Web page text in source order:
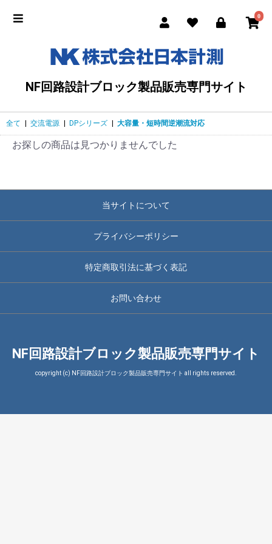
0
NF回路設計ブロック製品販売専門サイト
全て 交流電源 DPシリーズ 大容量・短時間逆潮流対応
お探しの商品は見つかりませんでした
当サイトについて
プライバシーポリシー
特定商取引法に基づく表記
お問い合わせ
NF回路設計ブロック製品販売専門サイト
copyright (c) NF回路設計ブロック製品販売専門サイト all rights reserved.